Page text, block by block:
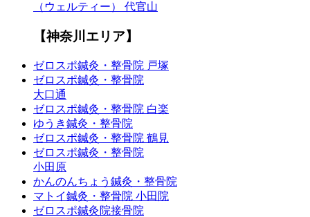
（ウェルティー） 代官山
【神奈川エリア】
ゼロスポ鍼灸・整骨院 戸塚
ゼロスポ鍼灸・整骨院
大口通
ゼロスポ鍼灸・整骨院 白楽
ゆうき鍼灸・整骨院
ゼロスポ鍼灸・整骨院 鶴見
ゼロスポ鍼灸・整骨院
小田原
かんのんちょう鍼灸・整骨院
マトイ鍼灸・整骨院 小田院
ゼロスポ鍼灸院接骨院